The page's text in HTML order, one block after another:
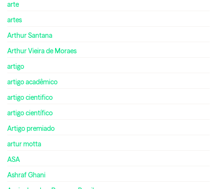
arte
artes
Arthur Santana
Arthur Vieira de Moraes
artigo
artigo acadêmico
artigo cientifico
artigo científico
Artigo premiado
artur motta
ASA
Ashraf Ghani